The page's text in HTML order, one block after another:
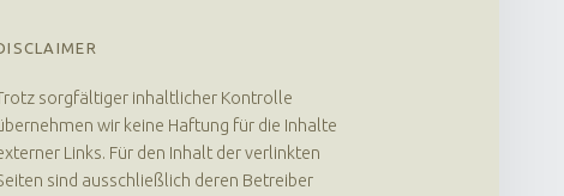
sorgfältiger inhaltlicher Kontrolle
wir keine Haftung für die Inhalte
Links. Für den Inhalt der verlinkten
sind ausschließlich deren Betreiber